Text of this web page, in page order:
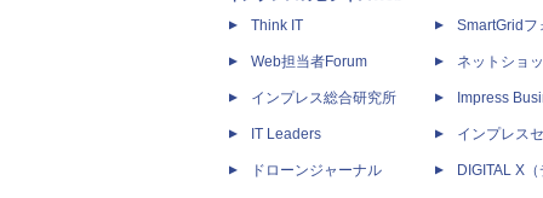
Think IT
Web担当者Forum
インプレス総合研究所
IT Leaders
ドローンジャーナル
SmartGridフ
ネットショ
Impress
インプレス
DIGITAL X